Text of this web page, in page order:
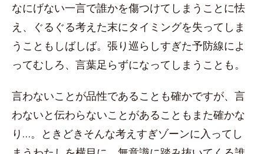
なにげない一言で誰かを傷つけてしまうことに怯
え、ぐるぐる考えた末にタイミングを失ってしま
うこともしばしば。張り巡らしすぎた予防線によ
ってむしろ、言葉足らずになってしまうことも。
言わないことが品性であることも確かですが、言
わないと伝わらないことがあることもまた確かな
り…。ときどきそんな考えすぎゾーンに入ってし